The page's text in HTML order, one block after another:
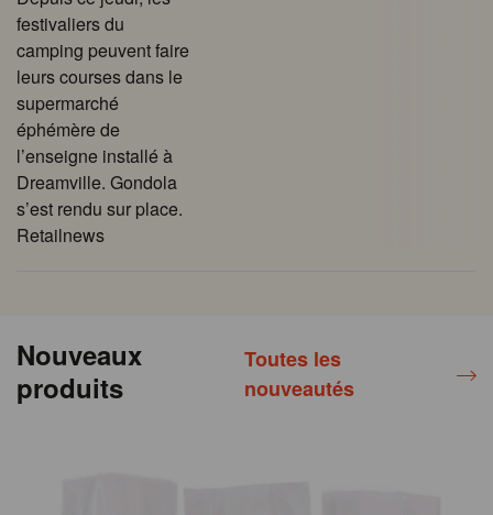
festivaliers du
camping peuvent faire
leurs courses dans le
supermarché
éphémère de
l’enseigne installé à
Dreamville. Gondola
s’est rendu sur place.
Retailnews
Nouveaux
produits
Toutes les
nouveautés